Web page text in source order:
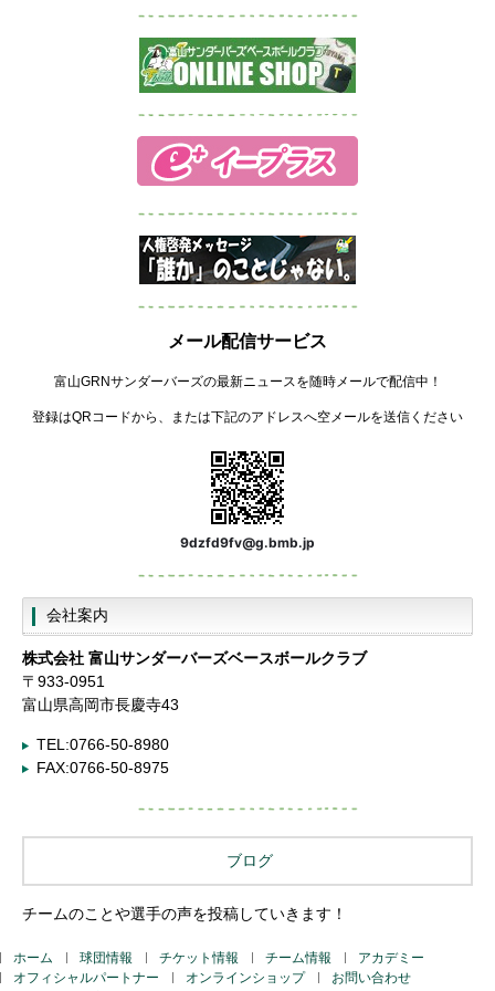
メール配信サービス
富山GRNサンダーバーズの最新ニュースを随時メールで配信中！
登録はQRコードから、または下記のアドレスへ空メールを送信ください
9dzfd9fv@g.bmb.jp
会社案内
株式会社 富山サンダーバーズベースボールクラブ
〒933-0951
富山県高岡市長慶寺43
TEL:0766-50-8980
FAX:0766-50-8975
ブログ
チームのことや選手の声を投稿していきます！
ホーム 球団情報 チケット情報 チーム情報
アカデミー
オフィシャルパートナー
オンラインショップ
お問い合わせ